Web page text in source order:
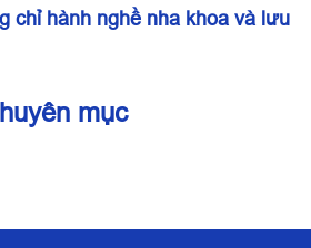
chỉ hành nghề nha khoa và lưu
mục